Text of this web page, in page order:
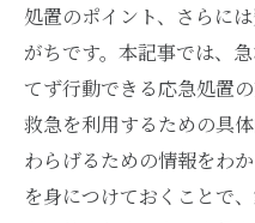
処置のポイント、さらに
がちです。本記事では、
てず行動できる応急処置
救急を利用するための具
わらげるための情報をわ
を身につけておくことで